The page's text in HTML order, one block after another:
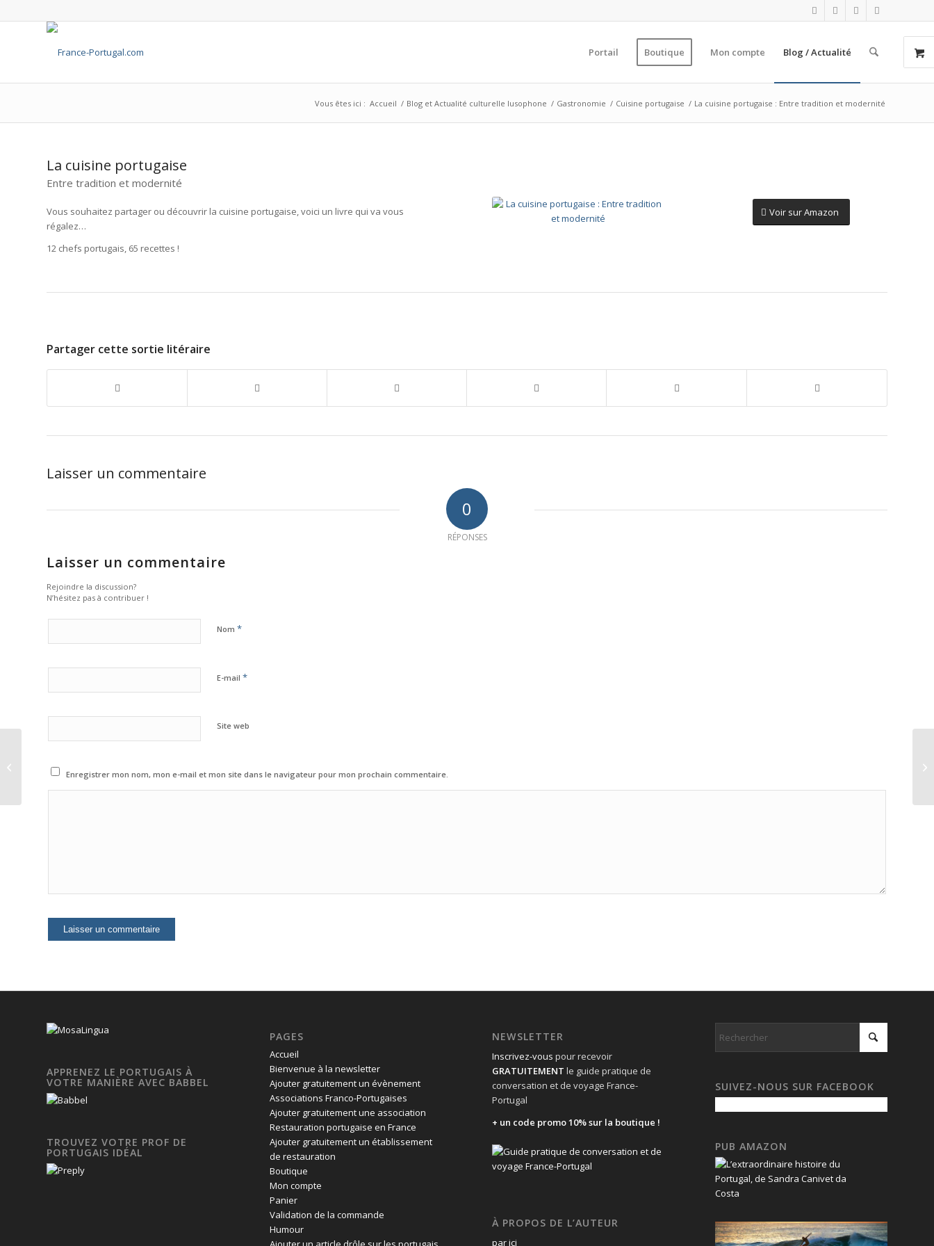
Portail Boutique Mon compte Blog / Actualité
Vous êtes ici : Accueil / Blog et Actualité culturelle lusophone / Gastronomie / Cuisine portugaise / La cuisine portugaise : Entre tradition et modernité
La cuisine portugaise
Entre tradition et modernité
Vous souhaitez partager ou découvrir la cuisine portugaise, voici un livre qui va vous
régalez…
12 chefs portugais, 65 recettes !
Voir sur Amazon
Partager cette sortie litéraire
Laisser un commentaire
0
RÉPONSES
Laisser un commentaire
Rejoindre la discussion?
N’hésitez pas à contribuer !
Nom *
E-mail *
Site web
Enregistrer mon nom, mon e-mail et mon site dans le navigateur pour mon prochain commentaire.
APPRENEZ LE PORTUGAIS À
VOTRE MANIÈRE AVEC BABBEL
TROUVEZ VOTRE PROF DE
PORTUGAIS IDÉAL
PAGES
Accueil
Bienvenue à la newsletter
Ajouter gratuitement un évènement
Associations Franco-Portugaises
Ajouter gratuitement une association
Restauration portugaise en France
Ajouter gratuitement un établissement
de restauration
Boutique
Mon compte
Panier
Validation de la commande
Humour
NEWSLETTER
Inscrivez-vous pour recevoir
GRATUITEMENT le guide pratique de
conversation et de voyage France-
Portugal
+ un code promo 10% sur la boutique !
À PROPOS DE L’AUTEUR
par ici
SUIVEZ-NOUS SUR FACEBOOK
PUB AMAZON
PORTUGAISE de
Georges Le Gentil